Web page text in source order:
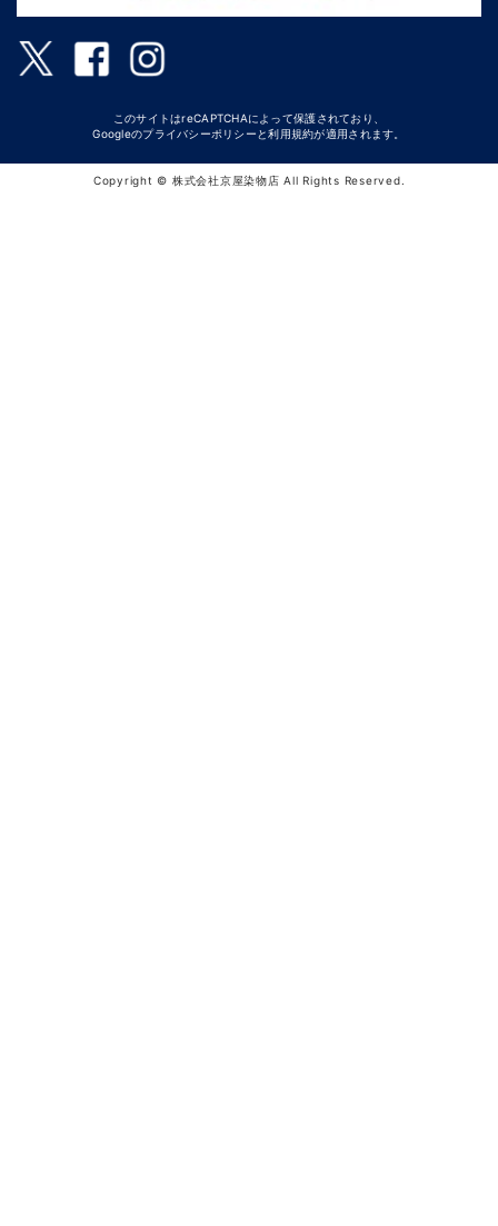
このサイトはreCAPTCHAによって保護されており、
Googleのプライバシーポリシー と利用規約が適用されます。
Copyright © 株式会社京屋染物店 All Rights Reserved.